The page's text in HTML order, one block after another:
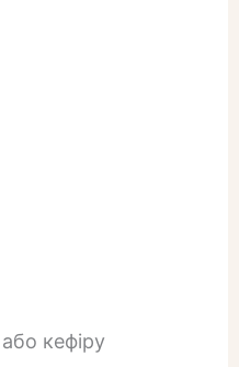
кефіру